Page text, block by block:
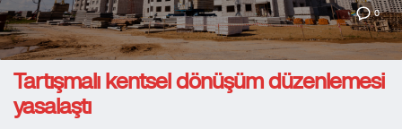
0
Tartışmalı kentsel dönüşüm düzenlemesi
yasalaştı